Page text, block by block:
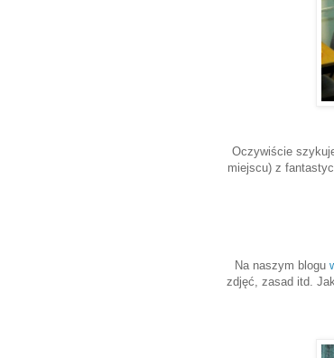
Oczywiście
miejscu) z
Na naszym blogu
zdjęć, zasad itd.